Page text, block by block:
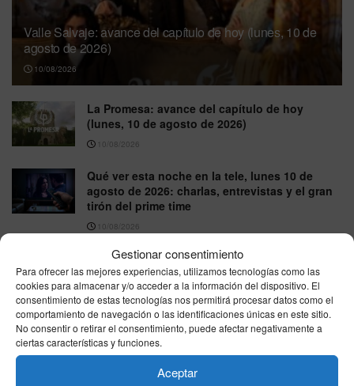
Gestionar consentimiento
Para ofrecer las mejores experiencias, utilizamos tecnologías como las
cookies para almacenar y/o acceder a la información del dispositivo. El
consentimiento de estas tecnologías nos permitirá procesar datos como el
comportamiento de navegación o las identificaciones únicas en este sitio.
No consentir o retirar el consentimiento, puede afectar negativamente a
ciertas características y funciones.
Aceptar
Valle Salvaje: avance del capítulo de hoy (lunes, 10 de
agosto de 2026)
10/08/2026
La Promesa: avance del capítulo de hoy
(lunes, 10 de agosto de 2026)
10/08/2026
Qué ver esta noche en la tele, lunes 10 de
agosto de 2026: charlas, entrevistas y el gran
tirón del prime time
10/08/2026
Avances de series y TV: lo que llega esta
semana (lunes 10 de agosto de 2026)
10/08/2026
‘Pesadilla en la cocina’ prepara su regreso a
laSexta con Alberto Chicote y promete “extra
de picante”